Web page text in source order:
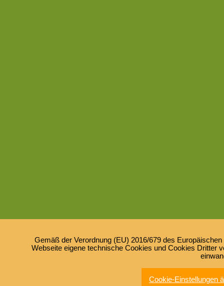
Gemäß der Verordnung (EU) 2016/679 des
Webseite eigene technische Cookies und Cookies Dritter
Cookie-Einstellungen